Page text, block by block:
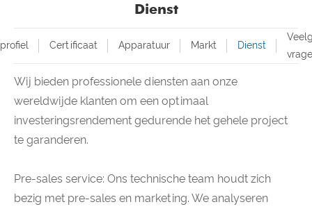
Dienst
Certificaat Apparatuur Markt Dienst
Wij bieden professionele diensten aan onze
wereldwijde klanten om een ​​optimaal
investeringsrendement gedurende het gehele project
te garanderen.
Pre-sales service: Ons technische team houdt zich
bezig met pre-sales en marketing. We analyseren